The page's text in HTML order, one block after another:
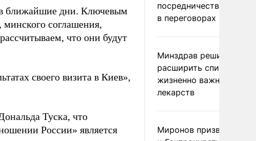
ближайшие дни. Ключевым
соглашения,
что они будут
своего визита в Киев»,
Туска, что
России» является
посредничество
в переговорах по
Минздрав решил
расширить список
жизненно важных
лекарств
Миронов призвал